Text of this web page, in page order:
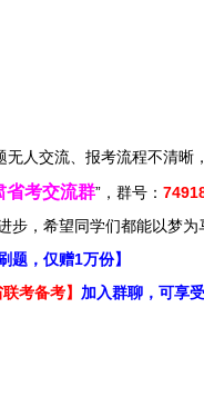
人交流、报考流程不清晰
省考交流群” ，群号：
，希望同学们都能以梦为
题，仅赠1万份】
考备考】 加入群聊，可享